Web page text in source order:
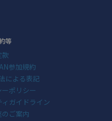
等
款
参加規約
による表記
ポリシー
ィガイドライン
ご案内